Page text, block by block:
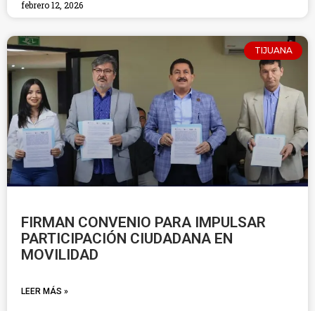
febrero 12, 2026
TIJUANA
FIRMAN CONVENIO PARA IMPULSAR
PARTICIPACIÓN CIUDADANA EN
MOVILIDAD
LEER MÁS »